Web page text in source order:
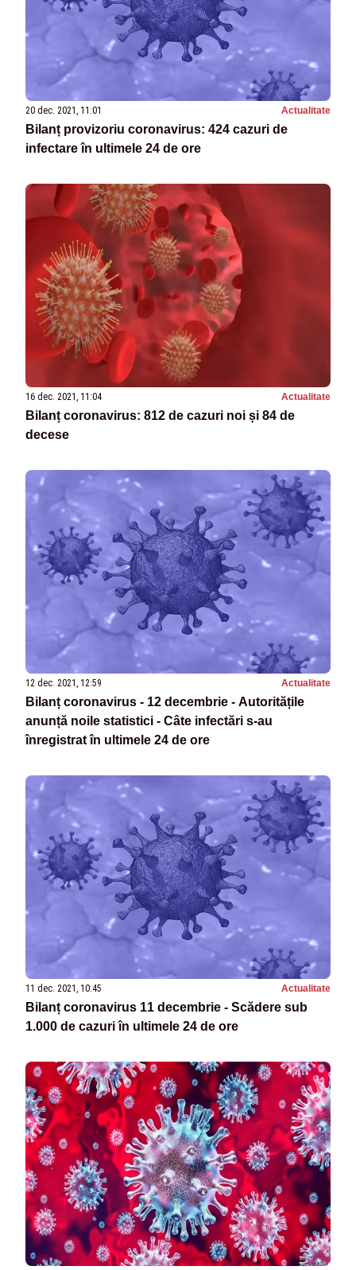
20 dec. 2021, 11:01 Actualitate
Bilanț provizoriu coronavirus: 424 cazuri de
infectare în ultimele 24 de ore
16 dec. 2021, 11:04 Actualitate
Bilanț coronavirus: 812 de cazuri noi și 84 de
decese
12 dec. 2021, 12:59 Actualitate
Bilanț coronavirus - 12 decembrie - Autoritățile
anunță noile statistici - Câte infectări s-au
înregistrat în ultimele 24 de ore
11 dec. 2021, 10:45 Actualitate
Bilanț coronavirus 11 decembrie - Scădere sub
1.000 de cazuri în ultimele 24 de ore